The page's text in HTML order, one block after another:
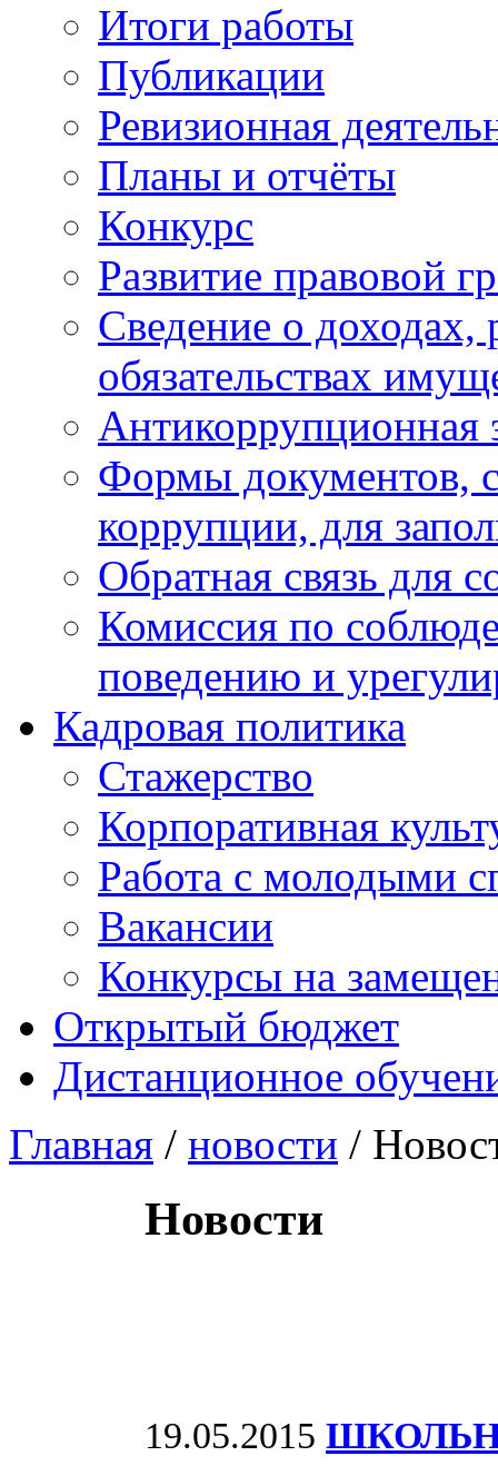
Итоги работы
Публикации
Ревизионная
Планы и отчёты
Конкурс
Развитие правовой
Сведение о доходах,
обязательствах
Антикоррупционная
Формы документов,
коррупции, для
Обратная связь для
Комиссия по
поведению и
Кадровая политика
Стажерство
Корпоративная
Работа с молодыми
Вакансии
Конкурсы на
Открытый бюджет
Дистанционное
Главная / новости /
Новости
19.05.2015